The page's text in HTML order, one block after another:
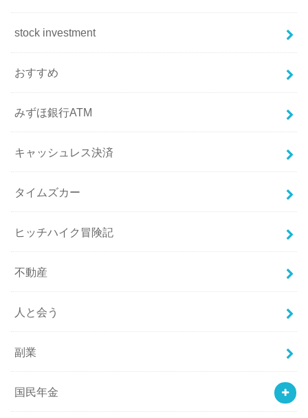
stock investment
おすすめ
みずほ銀行ATM
キャッシュレス決済
タイムズカー
ヒッチハイク冒険記
不動産
人と会う
副業
国民年金